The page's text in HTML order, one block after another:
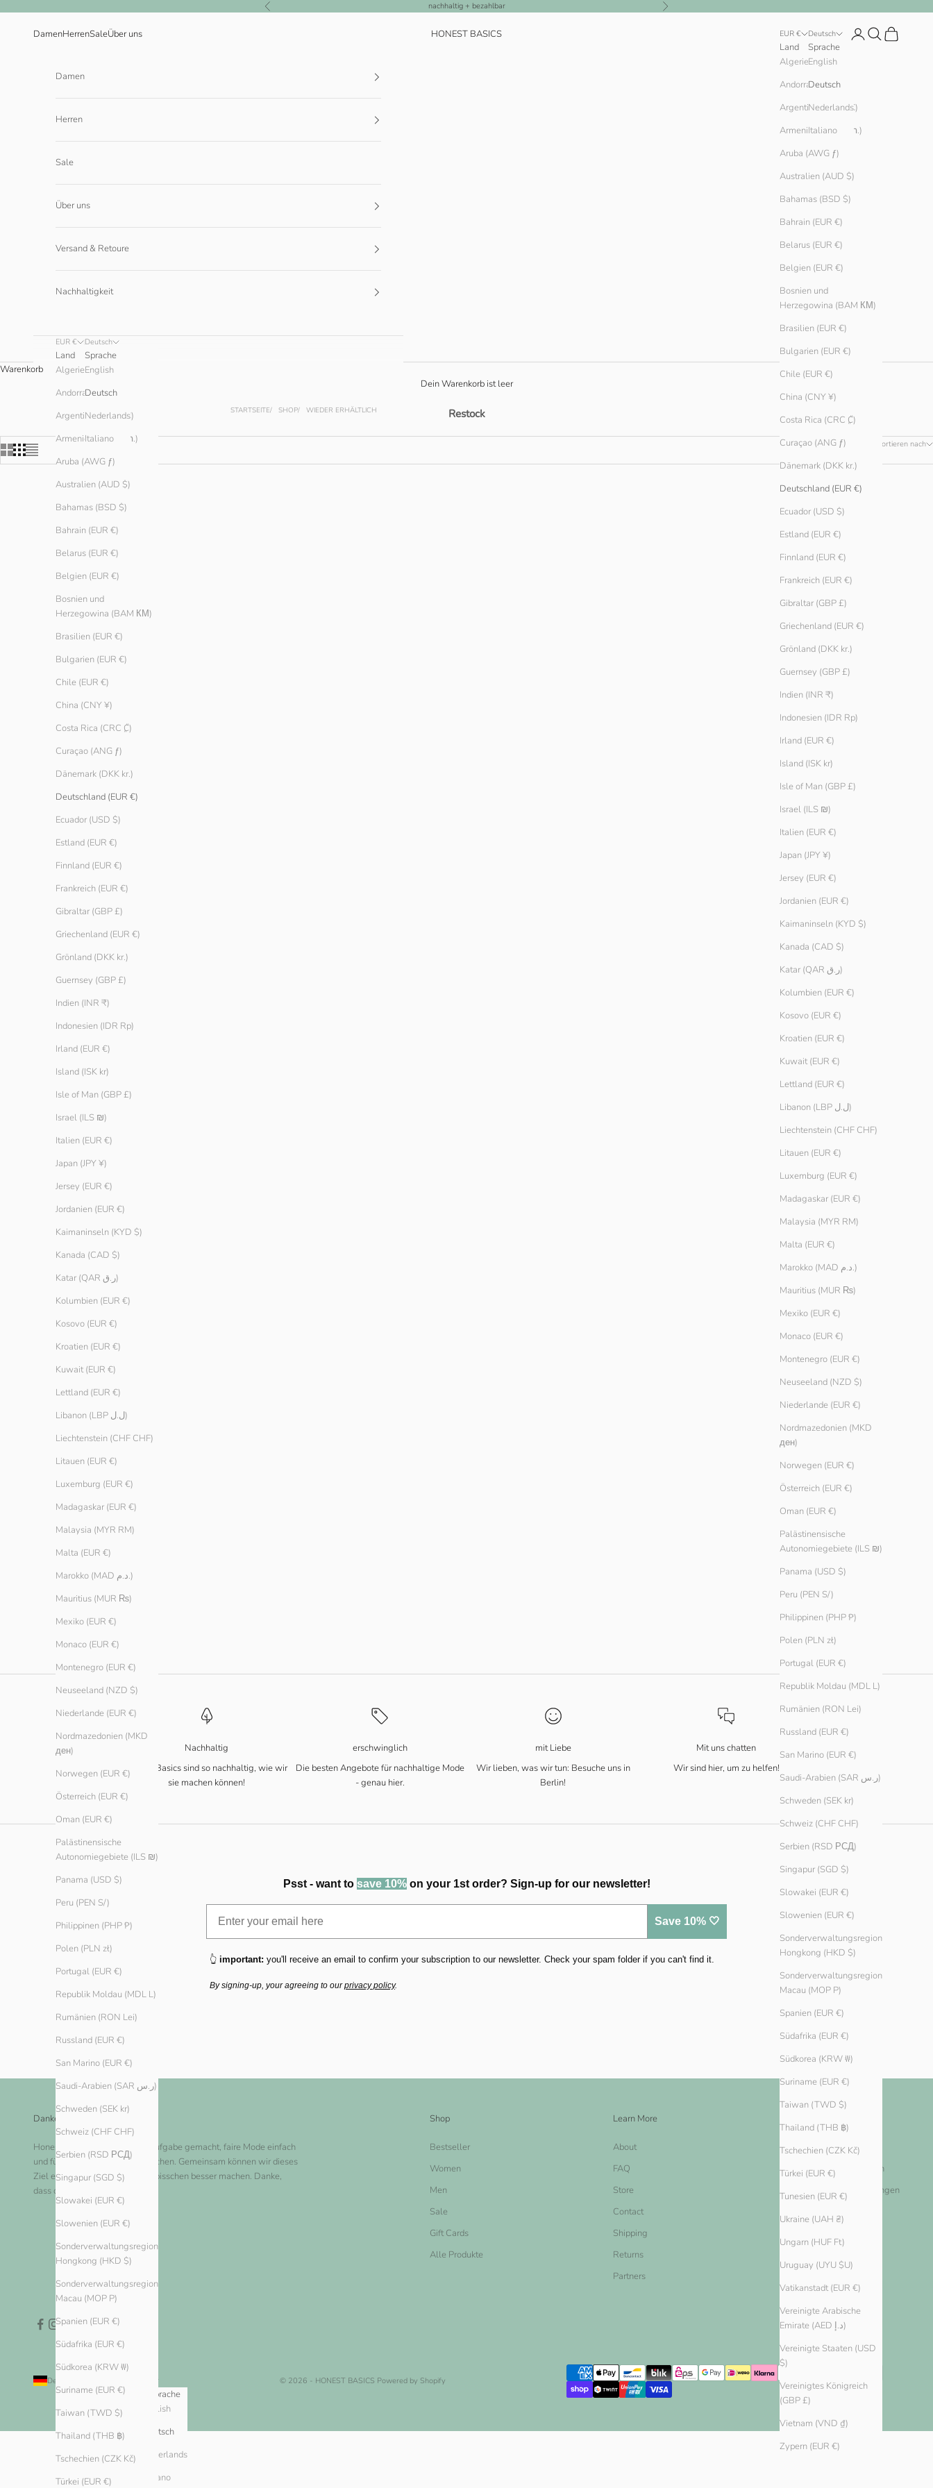
Zurück nachhaltig + bezahlbar Vor
HONEST BASICS
DamenHerrenSaleÜber uns EUR €
Land
Andorra (EUR €)
Argentinien (EUR €)
Armenien (AMD դր.)
Aruba (AWG ƒ)
Australien (AUD $)
Bahamas (BSD $)
Bahrain (EUR €)
Belarus (EUR €)
Belgien (EUR €)
Bosnien und
Herzegowina (BAM КМ)
Brasilien (EUR €)
Bulgarien (EUR €)
Chile (EUR €)
China (CNY ¥)
Costa Rica (CRC ₡)
Curaçao (ANG ƒ)
Dänemark (DKK kr.)
Deutschland (EUR €)
Ecuador (USD $)
Estland (EUR €)
Finnland (EUR €)
Frankreich (EUR €)
Gibraltar (GBP £)
Griechenland (EUR €)
Grönland (DKK kr.)
Guernsey (GBP £)
Indien (INR ₹)
Indonesien (IDR Rp)
Irland (EUR €)
Island (ISK kr)
Isle of Man (GBP £)
Israel (ILS ₪)
Italien (EUR €)
Japan (JPY ¥)
Jersey (EUR €)
Jordanien (EUR €)
Kaimaninseln (KYD $)
Kanada (CAD $)
Katar (QAR ر.ق)
Kolumbien (EUR €)
Kosovo (EUR €)
Kroatien (EUR €)
Kuwait (EUR €)
Lettland (EUR €)
Libanon (LBP ل.ل)
Liechtenstein (CHF CHF)
Litauen (EUR €)
Luxemburg (EUR €)
Madagaskar (EUR €)
Malaysia (MYR RM)
Malta (EUR €)
Marokko (MAD د.م.)
Mauritius (MUR ₨)
Mexiko (EUR €)
Monaco (EUR €)
Montenegro (EUR €)
Neuseeland (NZD $)
Niederlande (EUR €)
Nordmazedonien (MKD
ден)
Norwegen (EUR €)
Österreich (EUR €)
Oman (EUR €)
Palästinensische
Autonomiegebiete (ILS ₪)
Panama (USD $)
Peru (PEN S/)
Philippinen (PHP ₱)
Polen (PLN zł)
Portugal (EUR €)
Republik Moldau (MDL L)
Rumänien (RON Lei)
Russland (EUR €)
San Marino (EUR €)
Saudi-Arabien (SAR ر.س)
Schweden (SEK kr)
Schweiz (CHF CHF)
Serbien (RSD РСД)
Singapur (SGD $)
Slowakei (EUR €)
Slowenien (EUR €)
Sonderverwaltungsregion
Hongkong (HKD $)
Sonderverwaltungsregion
Macau (MOP P)
Spanien (EUR €)
Südafrika (EUR €)
Südkorea (KRW ₩)
Suriname (EUR €)
Taiwan (TWD $)
Thailand (THB ฿)
Tschechien (CZK Kč)
Türkei (EUR €)
Tunesien (EUR €)
Ukraine (UAH ₴)
Ungarn (HUF Ft)
Uruguay (UYU $U)
Vatikanstadt (EUR €)
Vereinigte Arabische
Emirate (AED د.إ)
Vereinigte Staaten (USD
$)
Vereinigtes Königreich
(GBP £)
Vietnam (VND ₫)
Zypern (EUR €)
Deutsch
Sprache
English
Deutsch
Nederlands
Italiano
Anmelden
SuchenWarenkorb
Damen
Herren
Sale
Über uns
Versand & Retoure
Nachhaltigkeit
EUR €
Land
Andorra (EUR €)
Argentinien (EUR €)
Armenien (AMD դր.)
Aruba (AWG ƒ)
Australien (AUD $)
Bahamas (BSD $)
Bahrain (EUR €)
Belarus (EUR €)
Belgien (EUR €)
Bosnien und
Herzegowina (BAM КМ)
Brasilien (EUR €)
Bulgarien (EUR €)
Chile (EUR €)
China (CNY ¥)
Costa Rica (CRC ₡)
Curaçao (ANG ƒ)
Dänemark (DKK kr.)
Deutschland (EUR €)
Ecuador (USD $)
Estland (EUR €)
Finnland (EUR €)
Frankreich (EUR €)
Gibraltar (GBP £)
Griechenland (EUR €)
Grönland (DKK kr.)
Guernsey (GBP £)
Indien (INR ₹)
Indonesien (IDR Rp)
Irland (EUR €)
Island (ISK kr)
Isle of Man (GBP £)
Israel (ILS ₪)
Italien (EUR €)
Japan (JPY ¥)
Jersey (EUR €)
Jordanien (EUR €)
Kaimaninseln (KYD $)
Kanada (CAD $)
Katar (QAR ر.ق)
Kolumbien (EUR €)
Kosovo (EUR €)
Kroatien (EUR €)
Kuwait (EUR €)
Lettland (EUR €)
Libanon (LBP ل.ل)
Liechtenstein (CHF CHF)
Litauen (EUR €)
Luxemburg (EUR €)
Madagaskar (EUR €)
Malaysia (MYR RM)
Malta (EUR €)
Marokko (MAD د.م.)
Mauritius (MUR ₨)
Mexiko (EUR €)
Monaco (EUR €)
Montenegro (EUR €)
Neuseeland (NZD $)
Niederlande (EUR €)
Nordmazedonien (MKD
ден)
Norwegen (EUR €)
Österreich (EUR €)
Oman (EUR €)
Palästinensische
Autonomiegebiete (ILS ₪)
Panama (USD $)
Peru (PEN S/)
Philippinen (PHP ₱)
Polen (PLN zł)
Portugal (EUR €)
Republik Moldau (MDL L)
Rumänien (RON Lei)
Russland (EUR €)
San Marino (EUR €)
Saudi-Arabien (SAR ر.س)
Schweden (SEK kr)
Schweiz (CHF CHF)
Serbien (RSD РСД)
Singapur (SGD $)
Slowakei (EUR €)
Slowenien (EUR €)
Sonderverwaltungsregion
Hongkong (HKD $)
Sonderverwaltungsregion
Macau (MOP P)
Spanien (EUR €)
Südafrika (EUR €)
Südkorea (KRW ₩)
Suriname (EUR €)
Taiwan (TWD $)
Thailand (THB ฿)
Tschechien (CZK Kč)
Türkei (EUR €)
Deutsch
Sprache
English
Deutsch
Nederlands
Italiano
Warenkorb
Dein Warenkorb ist leer
STARTSEITE SHOP WIEDER ERHÄLTLICH Restock
Sortieren nach
Angebot
€ 19.90
Grobstrick Pullover Damen
Purple
Pebble
Slate
Ivory
Strick-Tanktop
Nachhaltig
Unsere Basics sind so nachhaltig, wie wir
sie machen können!
erschwinglich
Die besten Angebote für nachhaltige Mode
- genau hier.
mit Liebe
Wir lieben, was wir tun: Besuche uns in
Berlin!
Mit uns chatten
Wir sind hier, um zu helfen!
Psst - want to save 10%on your 1st order? Sign-up for our newsletter!
Save 10% 🤍
👆 important: you'll receive an email to confirm your subscription to our newsletter. Check your spam folder if you can't find it.
By signing-up, your agreeing to ourprivacy policy.
Danke dir!
Honest Basics hat es sich zur Aufgabe gemacht, faire Mode einfach
und für jeden zugänglich zu machen. Gemeinsam können wir dieses
Ziel erreichen und die Welt ein bisschen besser machen. Danke,
dass du bei uns einkaufst!
Shop
Bestseller
Women
Men
Sale
Gift Cards
Alle Produkte
Learn More
About
FAQ
Store
Contact
Shipping
Returns
Partners
Impressum
Nutzungsbestimmungen
Datenschutz-Bestimmungen
Deutschland (EUR €)
Land
Algerien (DZD د.ج)
Andorra (EUR €)
Argentinien (EUR €)
Armenien (AMD դր.)
Sprache
English
Deutsch
Nederlands
Italiano
© 2026 - HONEST BASICS Powered by Shopify